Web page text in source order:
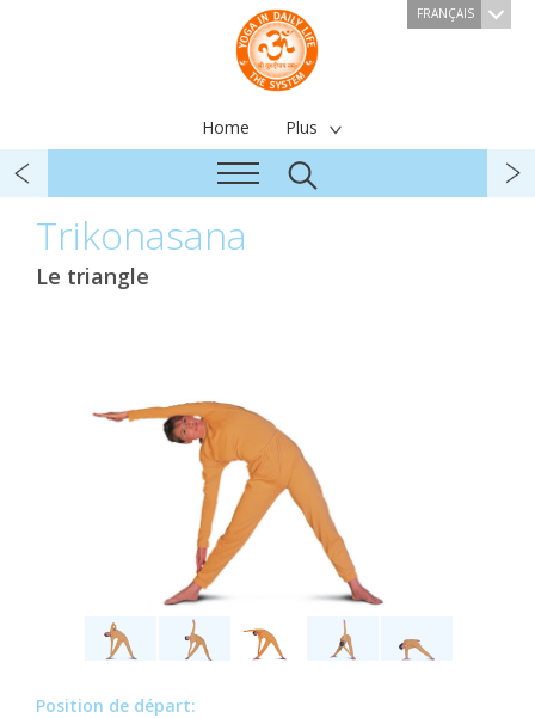
FRANÇAIS
Home Plus
Trikonasana
Le triangle
Position de départ: